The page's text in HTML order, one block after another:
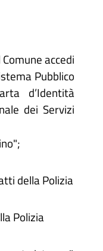
accedi
Pubblico
d’Identità
dei Servizi
della Polizia
Polizia